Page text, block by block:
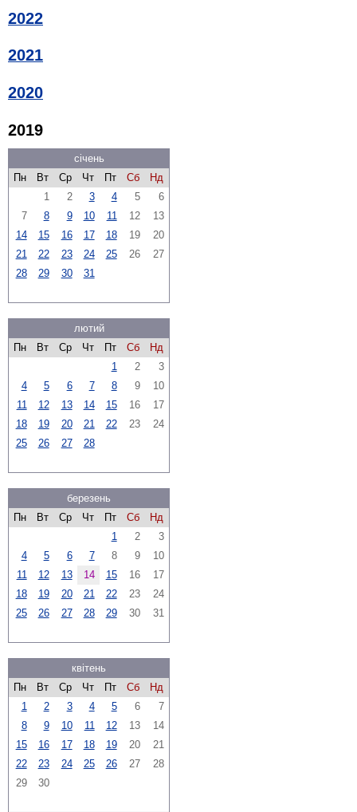
2022
2021
2020
2019
січень
Пн
Вт Ср Чт Пт Сб
Нд
1
2 3 4 5
6
7
8 9 10 11 12
13
14
15 16 17 18 19
20
21
22 23 24 25 26
27
28
29 30 31
лютий
Пн
Вт Ср Чт Пт Сб
Нд
1
2
3
4
5 6 7 8 9
10
11
12 13 14 15 16
17
18
19 20 21 22 23
24
25
26 27 28
березень
Пн
Вт Ср Чт Пт Сб
Нд
1
2
3
4
5 6 7 8 9
10
11
12 13 14 15 16
17
18
19 20 21 22 23
24
25
26 27 28 29 30 31
квітень
Пн
Вт Ср Чт Пт Сб
Нд
1
2 3 4 5 6
7
8
9 10 11 12 13
14
15
16 17 18 19 20
21
22
23 24 25 26 27
28
29
30